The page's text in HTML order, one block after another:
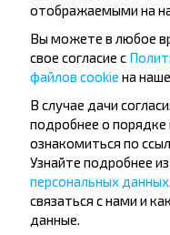
Орша - Могилёв
Минск - Несвиж
Минск - Могилёв
Минск - Пинск
Минск - Брест
отображаемыми на
Вы можете в любое
свое согласие с
файлов cookie на
В случае дачи
подробнее о
ознакомиться по
Узнайте подробнее
персональных данных
связаться с нами и
данные.